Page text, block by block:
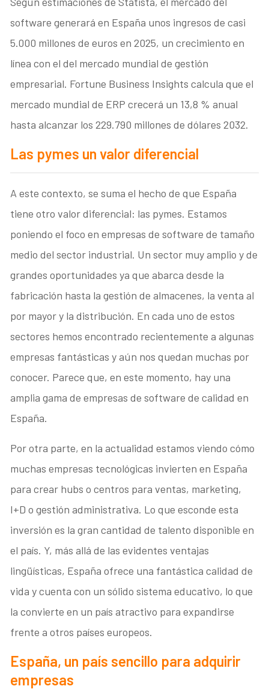
software generará en España unos ingresos de casi
5.000 millones de euros en 2025, un crecimiento en
línea con el del mercado mundial de gestión
empresarial. Fortune Business Insights calcula que el
mercado mundial de ERP crecerá un 13,8 % anual
hasta alcanzar los 229.790 millones de dólares 2032.
Las pymes un valor diferencial
A este contexto, se suma el hecho de que España
tiene otro valor diferencial: las pymes. Estamos
poniendo el foco en empresas de software de tamaño
medio del sector industrial. Un sector muy amplio y de
grandes oportunidades ya que abarca desde la
fabricación hasta la gestión de almacenes, la venta al
por mayor y la distribución. En cada uno de estos
sectores hemos encontrado recientemente a algunas
empresas fantásticas y aún nos quedan muchas por
conocer. Parece que, en este momento, hay una
amplia gama de empresas de software de calidad en
España.
Por otra parte, en la actualidad estamos viendo cómo
muchas empresas tecnológicas invierten en España
para crear hubs o centros para ventas, marketing,
I+D o gestión administrativa. Lo que esconde esta
inversión es la gran cantidad de talento disponible en
el país. Y, más allá de las evidentes ventajas
lingüísticas, España ofrece una fantástica calidad de
vida y cuenta con un sólido sistema educativo, lo que
la convierte en un país atractivo para expandirse
frente a otros países europeos.
España, un país sencillo para adquirir
empresas